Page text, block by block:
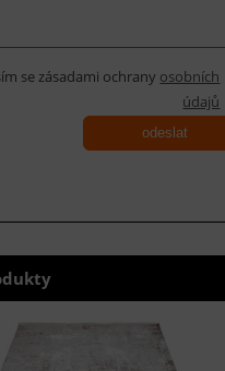
se zásadami ochrany osobních
údajů
odeslat